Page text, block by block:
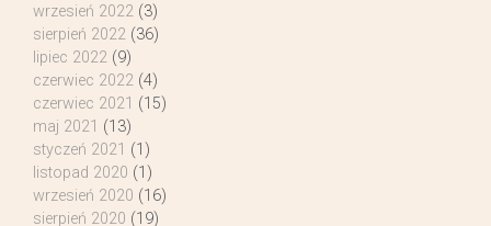
wrzesień 2022 (3)
sierpień 2022 (36)
lipiec 2022 (9)
czerwiec 2022 (4)
czerwiec 2021 (15)
maj 2021 (13)
styczeń 2021 (1)
listopad 2020 (1)
wrzesień 2020 (16)
sierpień 2020 (19)